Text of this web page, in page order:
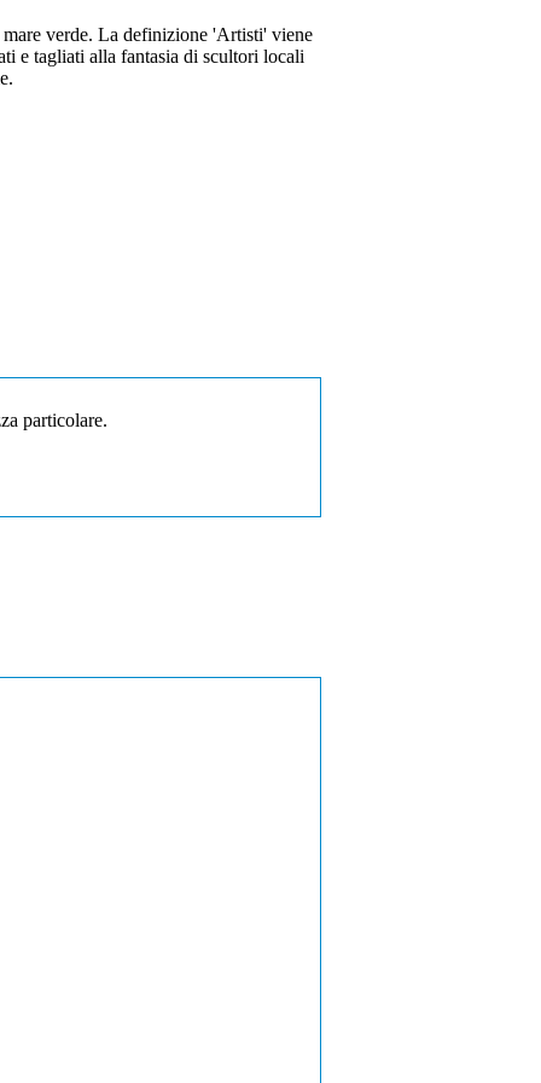
mare verde. La definizione 'Artisti' viene
e tagliati alla fantasia di scultori locali
particolare.